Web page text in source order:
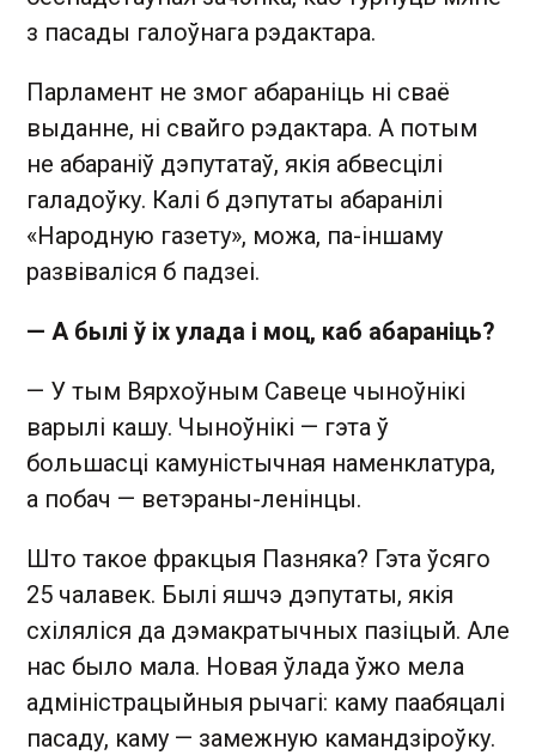
з пасады галоўнага рэдактара.
Парламент не змог абараніць ні сваё
выданне, ні свайго рэдактара. А потым
не абараніў дэпутатаў, якія абвесцілі
галадоўку. Калі б дэпутаты абаранілі
«Народную газету», можа, па-іншаму
развіваліся б падзеі.
— А былі ў іх улада і моц, каб абараніць?
— У тым Вярхоўным Савеце чыноўнікі
варылі кашу. Чыноўнікі — гэта ў
большасці камуністычная наменклатура,
а побач — ветэраны-ленінцы.
Што такое фракцыя Пазняка? Гэта ўсяго
25 чалавек. Былі яшчэ дэпутаты, якія
схіляліся да дэмакратычных пазіцый. Але
нас было мала. Новая ўлада ўжо мела
адміністрацыйныя рычагі: каму паабяцалі
пасаду, каму — замежную камандзіроўку.